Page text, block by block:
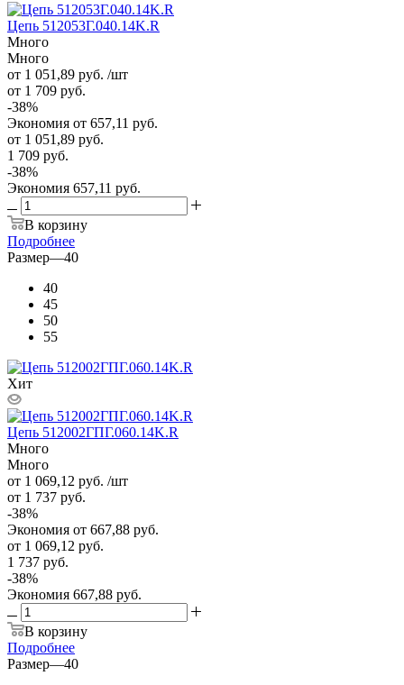
Цепь 512053Г.040.14K.R
Много
Много
от 1 051,89 руб. /шт
от 1 709 руб.
-38%
Экономия от 657,11 руб.
от 1 051,89 руб.
1 709 руб.
-38%
Экономия 657,11 руб.
В корзину
Подробнее
Размер—40
40
45
50
55
Хит
Цепь 512002ГПГ.060.14K.R
Много
Много
от 1 069,12 руб. /шт
от 1 737 руб.
-38%
Экономия от 667,88 руб.
от 1 069,12 руб.
1 737 руб.
-38%
Экономия 667,88 руб.
В корзину
Подробнее
Размер—40